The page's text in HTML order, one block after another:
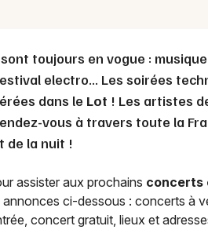
sont toujours en vogue :
electro... Les soirées
dans le Lot ! Les artistes
vous à travers toute la
de la nuit !
assister aux prochains concerts
ci-dessous : concerts à
concert gratuit, lieux et